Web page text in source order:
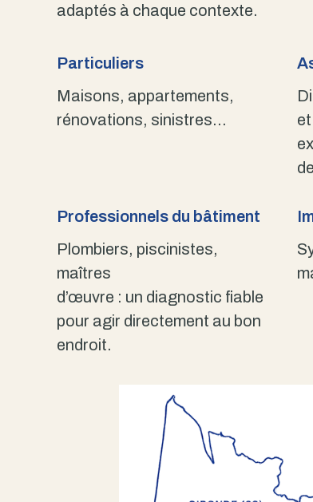
adaptés à chaque contexte.
Particuliers
Maisons, appartements,
rénovations, sinistres…
et
Professionnels du bâtiment
Plombiers, piscinistes,
maîtres
d’œuvre : un diagnostic fiable
pour agir directement au bon
endroit.